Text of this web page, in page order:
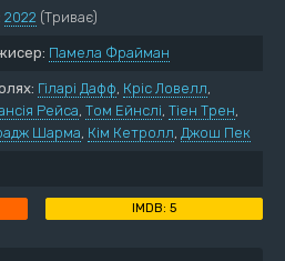
2022 (Триває)
Памела Фрайман
Гіларі Дафф, Кріс Ловелл,
Рейса, Том Ейнслі, Тіен Трен,
Шарма, Кім Кетролл, Джош Пек
5